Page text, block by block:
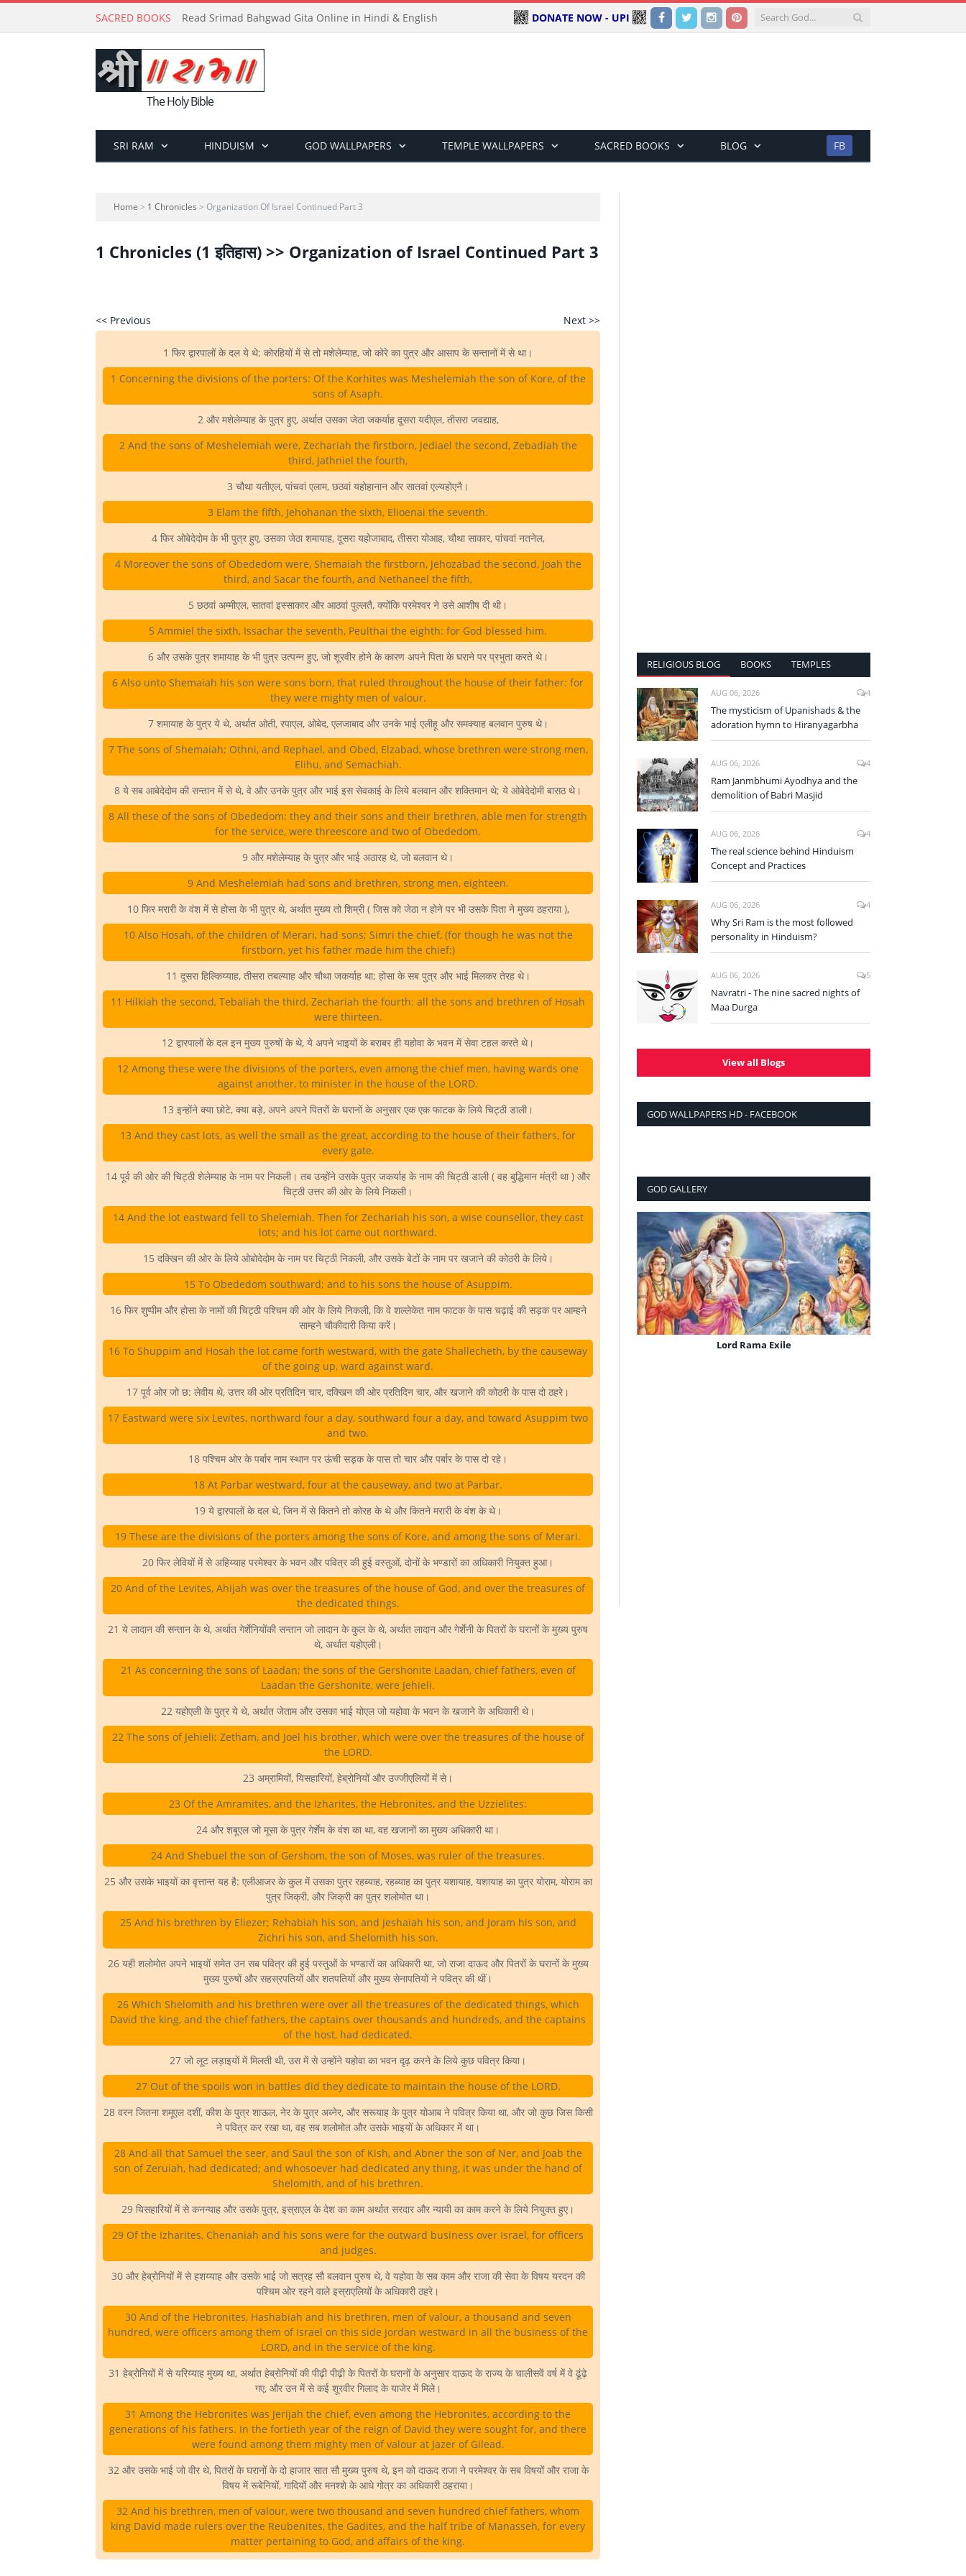
SACRED BOOKS Read Srimad Bahgwad Gita Online in Hindi & English Facebook
TwitterInstagramPinterest
DONATE NOW - UPI
The Holy Bible
SRI RAM HINDUISM GOD WALLPAPERS TEMPLE WALLPAPERS SACRED BOOKS BLOG FB
Home > 1 Chronicles > Organization Of Israel Continued Part 3
1 Chronicles (1 इतिहास) >> Organization of Israel Continued Part 3
<< Previous Next >>
1 फिर द्वारपालों के दल ये थे: कोरहियों में से तो मशेलेम्याह, जो कोरे का पुत्र और आसाप के सन्तानों में से था।
1 Concerning the divisions of the porters: Of the Korhites was Meshelemiah the son of Kore, of the
sons of Asaph.
2 और मशेलेम्याह के पुत्र हुए, अर्थात उसका जेठा जकर्याह दूसरा यदीएल, तीसरा जवद्याह,
2 And the sons of Meshelemiah were, Zechariah the firstborn, Jediael the second, Zebadiah the
third, Jathniel the fourth,
3 चौथा यतीएल, पांचवां एलाम, छठवां यहोहानान और सातवां एल्यहोएनै।
3 Elam the fifth, Jehohanan the sixth, Elioenai the seventh.
4 फिर ओबेदेदोम के भी पुत्र हुए, उसका जेठा शमायाह, दूसरा यहोजाबाद, तीसरा योआह, चौथा साकार, पांचवां नतनेल,
4 Moreover the sons of Obededom were, Shemaiah the firstborn, Jehozabad the second, Joah the
third, and Sacar the fourth, and Nethaneel the fifth,
5 छठवां अम्मीएल, सातवां इस्साकार और आठवां पुल्लतै, क्योंकि परमेश्वर ने उसे आशीष दी थी।
5 Ammiel the sixth, Issachar the seventh, Peulthai the eighth: for God blessed him.
6 और उसके पुत्र शमायाह के भी पुत्र उत्पन्न हुए, जो शूरवीर होने के कारण अपने पिता के घराने पर प्रभुता करते थे।
6 Also unto Shemaiah his son were sons born, that ruled throughout the house of their father: for
they were mighty men of valour.
7 शमायाह के पुत्र ये थे, अर्थात ओती, रपाएल, ओबेद, एलजाबाद और उनके भाई एलीहू और समक्याह बलवान पुरुष थे।
7 The sons of Shemaiah; Othni, and Rephael, and Obed, Elzabad, whose brethren were strong men,
Elihu, and Semachiah.
8 ये सब आबेदेदोम की सन्तान में से थे, वे और उनके पुत्र और भाई इस सेवकाई के लिये बलवान और शक्तिमान थे; ये ओबेदेदोमी बासठ थे।
8 All these of the sons of Obededom: they and their sons and their brethren, able men for strength
for the service, were threescore and two of Obededom.
9 और मशेलेम्याह के पुत्र और भाई अठारह थे, जो बलवान थे।
9 And Meshelemiah had sons and brethren, strong men, eighteen.
10 फिर मरारी के वंश में से होसा के भी पुत्र थे, अर्थात मुख्य तो शिम्री ( जिस को जेठा न होने पर भी उसके पिता ने मुख्य ठहराया ),
10 Also Hosah, of the children of Merari, had sons; Simri the chief, (for though he was not the
firstborn, yet his father made him the chief;)
11 दूसरा हिल्किय्याह, तीसरा तबल्याह और चौथा जकर्याह था; होसा के सब पुत्र और भाई मिलकर तेरह थे।
11 Hilkiah the second, Tebaliah the third, Zechariah the fourth: all the sons and brethren of Hosah
were thirteen.
12 द्वारपालों के दल इन मुख्य पुरुषों के थे, ये अपने भाइयों के बराबर ही यहोवा के भवन में सेवा टहल करते थे।
12 Among these were the divisions of the porters, even among the chief men, having wards one
against another, to minister in the house of the LORD.
13 इन्होंने क्या छोटे, क्या बड़े, अपने अपने पितरों के घरानों के अनुसार एक एक फाटक के लिये चिट्ठी डाली।
13 And they cast lots, as well the small as the great, according to the house of their fathers, for
every gate.
14 पूर्व की ओर की चिट्ठी शेलेम्याह के नाम पर निकली। तब उन्होंने उसके पुत्र जकर्याह के नाम की चिट्ठी डाली ( वह बुद्धिमान मंत्री था ) और
चिट्ठी उत्तर की ओर के लिये निकली।
14 And the lot eastward fell to Shelemiah. Then for Zechariah his son, a wise counsellor, they cast
lots; and his lot came out northward.
15 दक्खिन की ओर के लिये ओबोदेदोम के नाम पर चिट्ठी निकली, और उसके बेटों के नाम पर खजाने की कोठरी के लिये।
15 To Obededom southward; and to his sons the house of Asuppim.
16 फिर शुप्पीम और होसा के नामों की चिट्ठी पश्चिम की ओर के लिये निकली, कि वे शल्लेकेत नाम फाटक के पास चढ़ाई की सड़क पर आम्हने
साम्हने चौकीदारी किया करें।
16 To Shuppim and Hosah the lot came forth westward, with the gate Shallecheth, by the causeway
of the going up, ward against ward.
17 पूर्व ओर जो छ: लेवीय थे, उत्तर की ओर प्रतिदिन चार, दक्खिन की ओर प्रतिदिन चार, और खजाने की कोठरी के पास दो ठहरे।
17 Eastward were six Levites, northward four a day, southward four a day, and toward Asuppim two
and two.
18 पश्चिम ओर के पर्बार नाम स्थान पर ऊंची सड़क के पास तो चार और पर्बार के पास दो रहे।
18 At Parbar westward, four at the causeway, and two at Parbar.
19 ये द्वारपालों के दल थे, जिन में से कितने तो कोरह के थे और कितने मरारी के वंश के थे।
19 These are the divisions of the porters among the sons of Kore, and among the sons of Merari.
20 फिर लेवियों में से अहिय्याह परमेश्वर के भवन और पवित्र की हुई वस्तुओं, दोनों के भण्डारों का अधिकारी नियुक्त हुआ।
20 And of the Levites, Ahijah was over the treasures of the house of God, and over the treasures of
the dedicated things.
21 ये लादान की सन्तान के थे, अर्थात गेर्शेनियोंकी सन्तान जो लादान के कुल के थे, अर्थात लादान और गेर्शेनी के पितरों के घरानों के मुख्य पुरुष
थे, अर्थात यहोएली।
21 As concerning the sons of Laadan; the sons of the Gershonite Laadan, chief fathers, even of
Laadan the Gershonite, were Jehieli.
22 यहोएली के पुत्र ये थे, अर्थात जेताम और उसका भाई योएल जो यहोवा के भवन के खजाने के अधिकारी थे।
22 The sons of Jehieli; Zetham, and Joel his brother, which were over the treasures of the house of
the LORD.
23 अम्रामियों, यिसहारियों, हेब्रोनियों और उज्जीएलियों में से।
23 Of the Amramites, and the Izharites, the Hebronites, and the Uzzielites:
24 और शबूएल जो मूसा के पुत्र गेर्शेम के वंश का था, वह खजानों का मुख्य अधिकारी था।
24 And Shebuel the son of Gershom, the son of Moses, was ruler of the treasures.
25 और उसके भाइयों का वृत्तान्त यह है: एलीआजर के कुल में उसका पुत्र रहब्याह, रहब्याह का पुत्र यशायाह, यशायाह का पुत्र योराम, योराम का
पुत्र जिक्री, और जिक्री का पुत्र शलोमोत था।
25 And his brethren by Eliezer; Rehabiah his son, and Jeshaiah his son, and Joram his son, and
Zichri his son, and Shelomith his son.
26 यही शलोमोत अपने भाइयों समेत उन सब पवित्र की हुई पस्तुओं के भण्डारों का अधिकारी था, जो राजा दाऊद और पितरों के घरानों के मुख्य
मुख्य पुरुषों और सहस्रपतियों और शतपतियों और मुख्य सेनापतियों ने पवित्र की थीं।
26 Which Shelomith and his brethren were over all the treasures of the dedicated things, which
David the king, and the chief fathers, the captains over thousands and hundreds, and the captains
of the host, had dedicated.
27 जो लूट लड़ाइयों में मिलती थी, उस में से उन्होंने यहोवा का भवन दृढ़ करने के लिये कुछ पवित्र किया।
27 Out of the spoils won in battles did they dedicate to maintain the house of the LORD.
28 वरन जितना शमूएल दशीं, कीश के पुत्र शाऊल, नेर के पुत्र अब्नेर, और सरूयाह के पुत्र योआब ने पवित्र किया था, और जो कुछ जिस किसी
ने पवित्र कर रखा था, वह सब शलोमोत और उसके भाइयों के अधिकार में था।
28 And all that Samuel the seer, and Saul the son of Kish, and Abner the son of Ner, and Joab the
son of Zeruiah, had dedicated; and whosoever had dedicated any thing, it was under the hand of
Shelomith, and of his brethren.
29 यिसहारियों में से कनन्याह और उसके पुत्र, इस्राएल के देश का काम अर्थात सरदार और न्यायी का काम करने के लिये नियुक्त हुए।
29 Of the Izharites, Chenaniah and his sons were for the outward business over Israel, for officers
and judges.
30 और हेब्रोनियों में से हशय्याह और उसके भाई जो सत्रह सौ बलवान पुरुष थे, वे यहोवा के सब काम और राजा की सेवा के विषय यरदन की
पश्चिम ओर रहने वाले इस्राएलियों के अधिकारी ठहरे।
30 And of the Hebronites, Hashabiah and his brethren, men of valour, a thousand and seven
hundred, were officers among them of Israel on this side Jordan westward in all the business of the
LORD, and in the service of the king.
31 हेब्रोनियों में से यरिय्याह मुख्य था, अर्थात हेब्रोनियों की पीढ़ी पीढ़ी के पितरों के घरानों के अनुसार दाऊद के राज्य के चालीसवें वर्ष में वे ढूंढ़े
गए, और उन में से कई शूरवीर गिलाद के याजेर में मिले।
31 Among the Hebronites was Jerijah the chief, even among the Hebronites, according to the
generations of his fathers. In the fortieth year of the reign of David they were sought for, and there
were found among them mighty men of valour at Jazer of Gilead.
32 और उसके भाई जो वीर थे, पितरों के घरानों के दो हाजार सात सौ मुख्य पुरुष थे, इन को दाऊद राजा ने परमेश्वर के सब विषयों और राजा के
विषय में रूबेनियों, गादियों और मनश्शे के आधे गोत्र का अधिकारी ठहराया।
32 And his brethren, men of valour, were two thousand and seven hundred chief fathers, whom
king David made rulers over the Reubenites, the Gadites, and the half tribe of Manasseh, for every
matter pertaining to God, and affairs of the king.
RELIGIOUS BLOG BOOKS TEMPLES
AUG 06, 2026 4
The mysticism of Upanishads & the
adoration hymn to Hiranyagarbha
AUG 06, 2026 4
Ram Janmbhumi Ayodhya and the
demolition of Babri Masjid
AUG 06, 2026 4
The real science behind Hinduism
Concept and Practices
AUG 06, 2026 4
Why Sri Ram is the most followed
personality in Hinduism?
AUG 06, 2026 5
Navratri - The nine sacred nights of
Maa Durga
View all Blogs
GOD WALLPAPERS HD - FACEBOOK
GOD GALLERY
Sri Ram Jai Ram Jai Jai Ram
Lord Rama Exile